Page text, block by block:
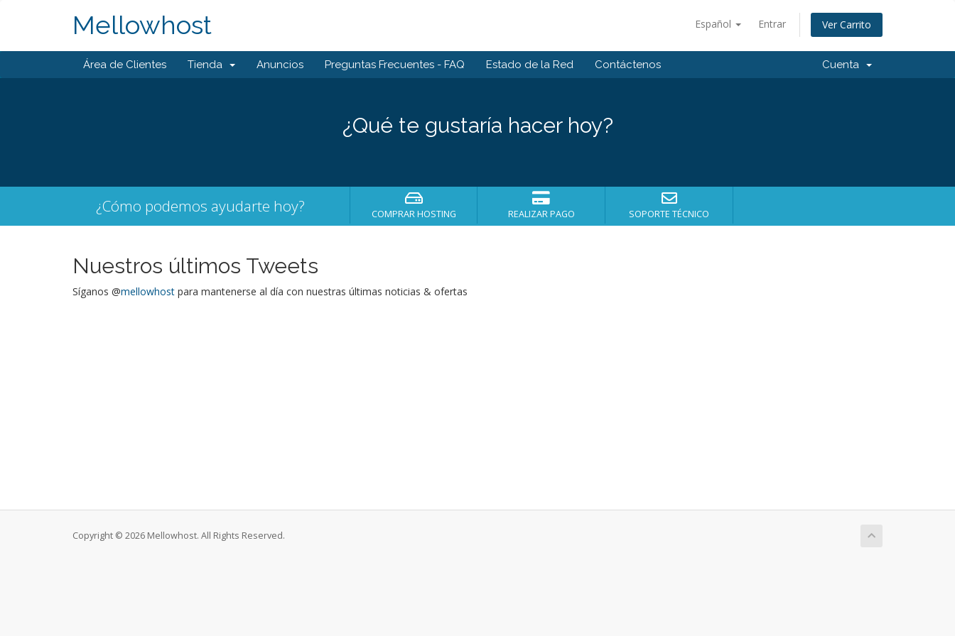
Español Entrar Ver Carrito
Mellowhost
Área de Clientes Tienda Anuncios Preguntas Frecuentes - FAQ Estado de la Red Contáctenos Cuenta
¿Qué te gustaría hacer hoy?
¿Cómo podemos ayudarte hoy? COMPRAR HOSTING REALIZAR PAGO SOPORTE TÉCNICO
Nuestros últimos Tweets
Síganos @mellowhost para mantenerse al día con nuestras últimas noticias & ofertas
Copyright © 2026 Mellowhost. All Rights Reserved.